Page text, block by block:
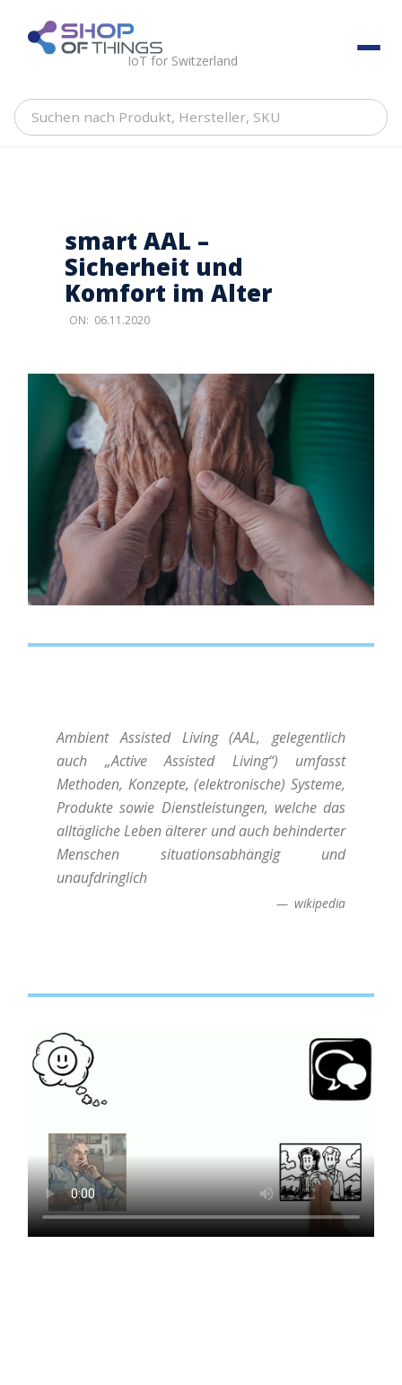
content ShopOfThings
IoT for Switzerland
Suchen
smart AAL –
Sicherheit und
Komfort im Alter
ON: 06.11.2020
Ambient Assisted Living (AAL, gelegentlich
auch „Active Assisted Living“) umfasst
Methoden, Konzepte, (elektronische) Systeme,
Produkte sowie Dienstleistungen, welche das
alltägliche Leben älterer und auch behinderter
Menschen situationsabhängig und
unaufdringlich
wikipedia